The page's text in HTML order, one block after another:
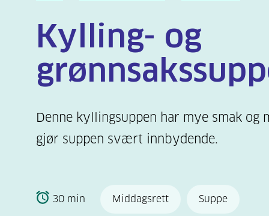
Kylling- og
Denne kyllingsuppen har mye smak og
gjør suppen svært innbydende.
30 min Middagsrett Suppe